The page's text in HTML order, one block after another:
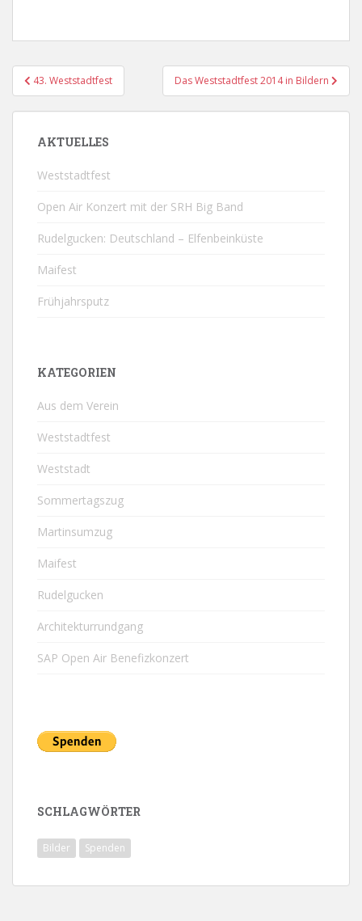
Beitragsnavigation
43. Weststadtfest Das Weststadtfest 2014 in Bildern
AKTUELLES
Weststadtfest
Open Air Konzert mit der SRH Big Band
Rudelgucken: Deutschland – Elfenbeinküste
Maifest
Frühjahrsputz
KATEGORIEN
Aus dem Verein
Weststadtfest
Weststadt
Sommertagszug
Martinsumzug
Maifest
Rudelgucken
Architekturrundgang
SAP Open Air Benefizkonzert
SCHLAGWÖRTER
Bilder Spenden